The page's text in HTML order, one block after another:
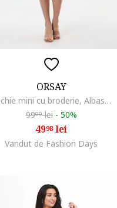
ORSAY
Rochie mini cu broderie, Albastru pastel
9999lei - 50%
4998 lei
Vandut de Fashion Days